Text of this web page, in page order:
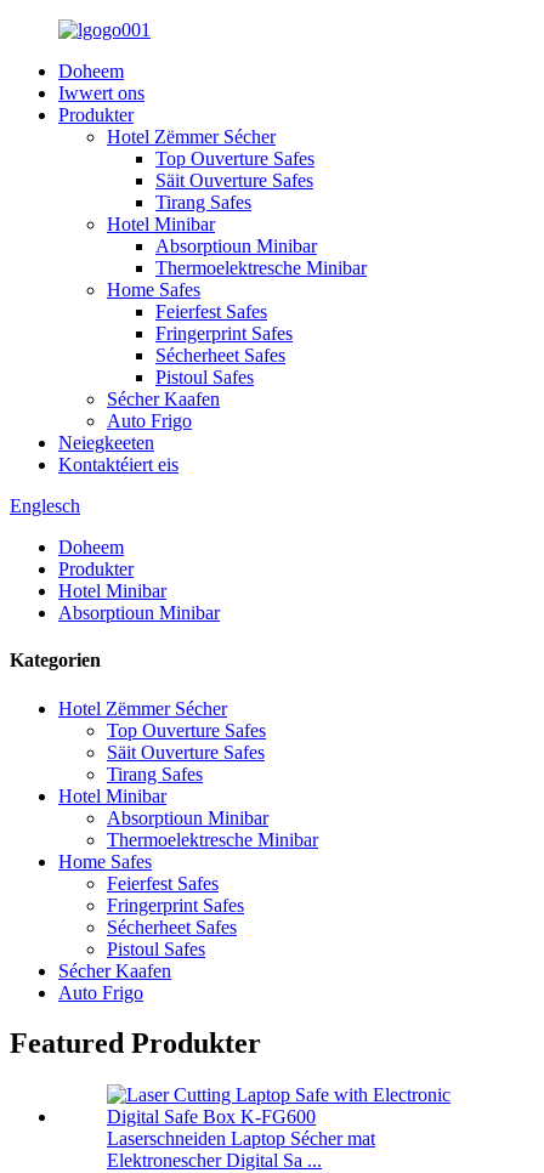
Doheem
Iwwert ons
Produkter
Hotel Zëmmer Sécher
Top Ouverture Safes
Säit Ouverture Safes
Tirang Safes
Hotel Minibar
Absorptioun Minibar
Thermoelektresche Minibar
Home Safes
Feierfest Safes
Fringerprint Safes
Sécherheet Safes
Pistoul Safes
Sécher Kaafen
Auto Frigo
Neiegkeeten
Kontaktéiert eis
Englesch
Doheem
Produkter
Hotel Minibar
Absorptioun Minibar
Kategorien
Hotel Zëmmer Sécher
Top Ouverture Safes
Säit Ouverture Safes
Tirang Safes
Hotel Minibar
Absorptioun Minibar
Thermoelektresche Minibar
Home Safes
Feierfest Safes
Fringerprint Safes
Sécherheet Safes
Pistoul Safes
Sécher Kaafen
Auto Frigo
Featured Produkter
Laserschneiden Laptop Sécher mat
Elektronescher Digital Sa ...